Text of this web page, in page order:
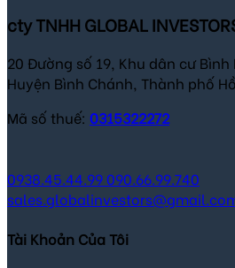
cty TNHH GLOBAL
20 Đường số 19, Khu dân cư Bình
Huyện Bình Chánh, Thành phố
Mã số thuế: 0315322272
0938.45.44.99090.66.99.740
Tài Khoản Của Tôi